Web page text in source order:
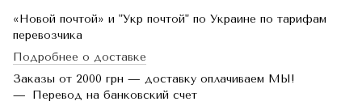
«Новой почтой» и "Укр почтой" по Украине по тарифам
перевозчика
Подробнее о доставке
Заказы от 2000 грн — доставку оплачиваем МЫ!
Перевод на банковский счет